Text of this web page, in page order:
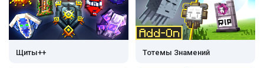
Щиты++ Тотемы Знамений